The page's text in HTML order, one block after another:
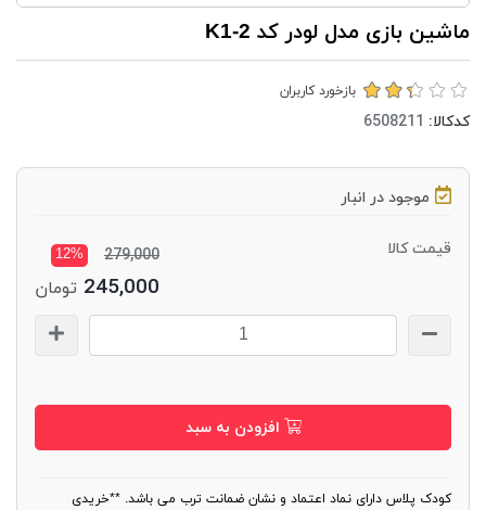
ماشین بازی مدل لودر کد K1-2
بازخورد کاربران
کدکالا:
موجود در انبار
قیمت کالا 279,000
12%
245,000 تومان
افزودن به سبد
کودک پلاس دارای نماد اعتماد و نشان ضمانت ترب می باشد. **خریدی